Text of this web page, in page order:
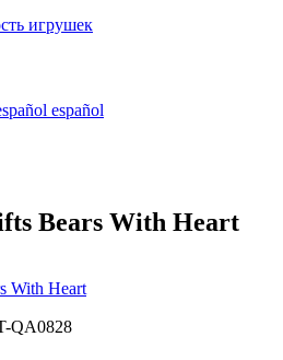
игрушек
español
Bears With Heart
QA0828